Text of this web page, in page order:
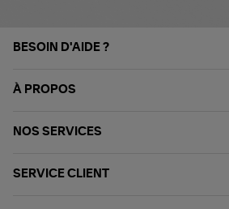
BESOIN D'AIDE ?
À PROPOS
NOS SERVICES
SERVICE CLIENT